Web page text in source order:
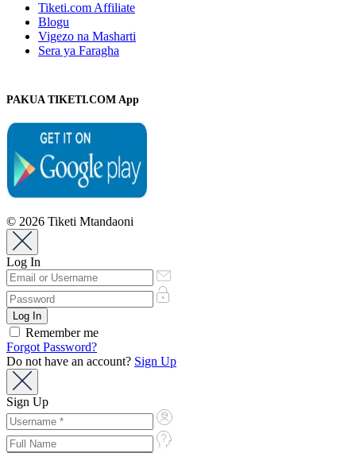
Tiketi.com Affiliate
Blogu
Vigezo na Masharti
Sera ya Faragha
PAKUA TIKETI.COM App
© 2026 Tiketi Mtandaoni
Log In
Remember me
Forgot Password?
Do not have an account? Sign Up
Sign Up